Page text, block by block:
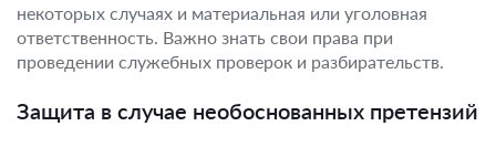
некоторых случаях и материальная или уголовная
ответственность. Важно знать свои права при
проведении служебных проверок и разбирательств.
Защита в случае необоснованных претензий